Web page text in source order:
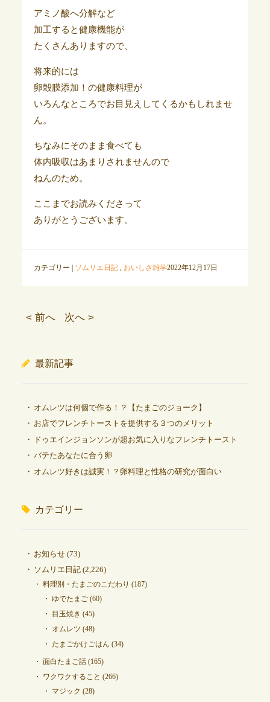
アミノ酸へ分解など
加工すると健康機能が
たくさんありますので、
将来的には
卵殻膜添加！の健康料理が
いろんなところでお目見えしてくるかもしれませ
ん。
ちなみにそのまま食べても
体内吸収はあまりされませんので
ねんのため。
ここまでお読みくださって
ありがとうございます。
カテゴリー | ソムリエ日記, おいしさ雑学2022年12月17日
< 前へ 次へ >
最新記事
オムレツは何個で作る！？【たまごのジョーク】
お店でフレンチトーストを提供する３つのメリット
ドゥエインジョンソンが超お気に入りなフレンチトースト
バテたあなたに合う卵
オムレツ好きは誠実！？卵料理と性格の研究が面白い
カテゴリー
お知らせ(73)
ソムリエ日記(2,226)
料理別・たまごのこだわり (187)
ゆでたまご(60)
目玉焼き (45)
オムレツ (48)
たまごかけごはん (34)
面白たまご話(165)
ワクワクすること (266)
マジック (28)